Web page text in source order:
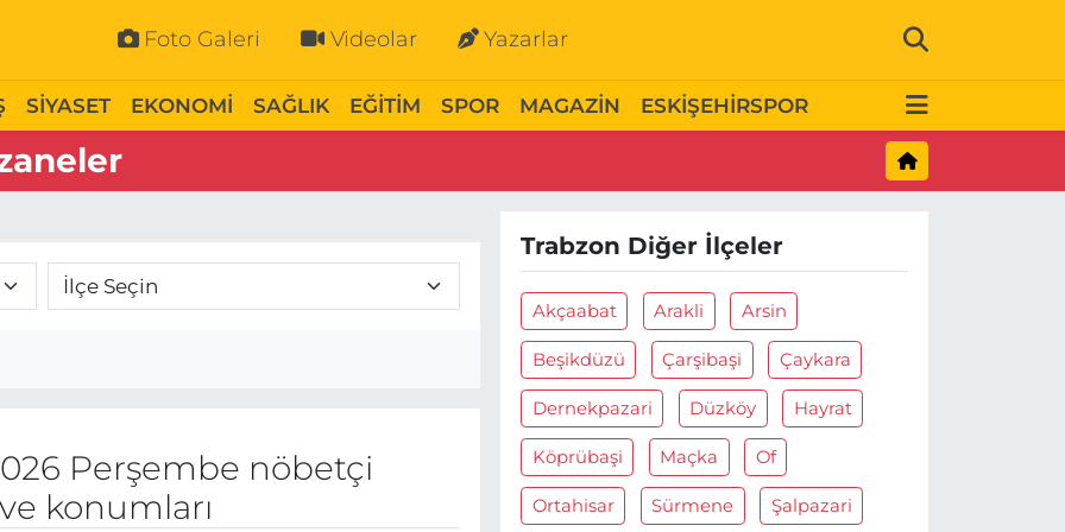
Foto Galeri Videolar Yazarlar
SİYASET EKONOMİ SAĞLIK EĞİTİM SPOR MAGAZİN ESKİŞEHİRSPOR
Perşembe nöbetçi
konumları
Trabzon Diğer İlçeler
Akçaabat Arakli Arsin
Beşikdüzü Çarşibaşi Çaykara
Dernekpazari Düzköy Hayrat
Köprübaşi Maçka Of
Ortahisar Sürmene Şalpazari